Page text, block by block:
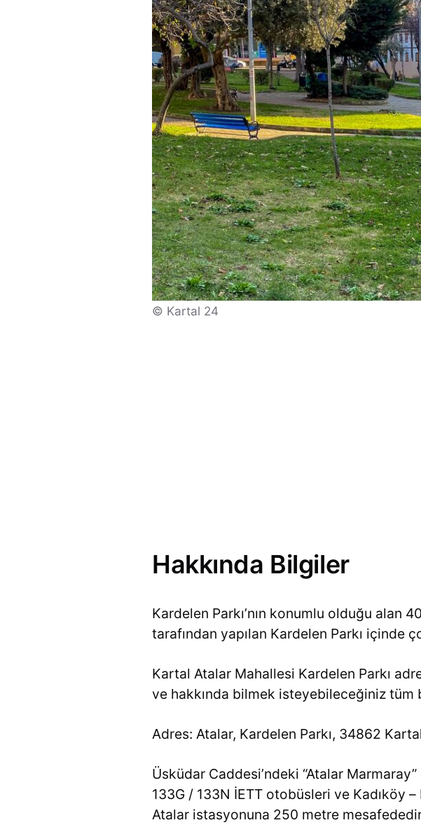
© Kartal 24
Hakkında Bilgiler
Kardelen Parkı’nın konumlu olduğu alan
tarafından yapılan Kardelen Parkı içinde
Kartal Atalar Mahallesi Kardelen Parkı
ve hakkında bilmek isteyebileceğiniz tüm
Adres: Atalar, Kardelen Parkı, 34862
Üsküdar Caddesi’ndeki “Atalar
133G / 133N İETT otobüsleri ve Kadıköy
Atalar istasyonuna 250 metre